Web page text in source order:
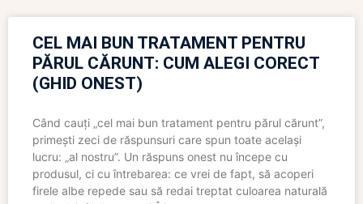
CEL MAI BUN TRATAMENT PENTRU
PĂRUL CĂRUNT: CUM ALEGI CORECT
(GHID ONEST)
Când cauți „cel mai bun tratament pentru părul cărunt”,
primești zeci de răspunsuri care spun toate același
lucru: „al nostru”. Un răspuns onest nu începe cu
produsul, ci cu întrebarea: ce vrei de fapt, să acoperi
firele albe repede sau să redai treptat culoarea naturală